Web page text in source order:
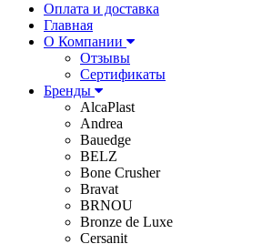
Оплата и доставка
Главная
О Компании
Отзывы
Сертификаты
Бренды
AlcaPlast
Andrea
Bauedge
BELZ
Bone Crusher
Bravat
BRNOU
Bronze de Luxe
Cersanit